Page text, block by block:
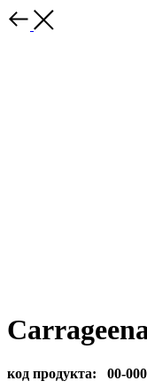
код продукта: 00-